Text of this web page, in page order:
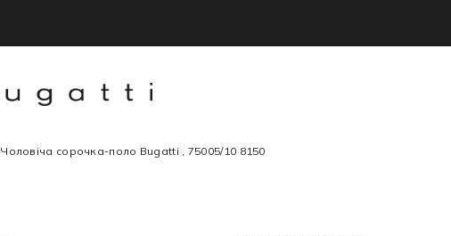
Чоловіча сорочка-поло Bugatti , 75005/10 8150